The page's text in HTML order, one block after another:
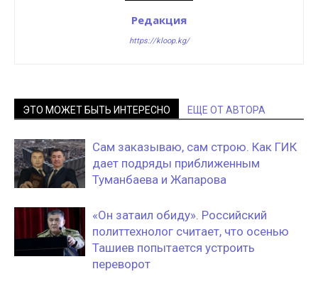
Редакция
https://kloop.kg/
ЭТО МОЖЕТ БЫТЬ ИНТЕРЕСНО ЕЩЕ ОТ АВТОРА
Сам заказываю, сам строю. Как ГИК
дает подряды приближенным
Туманбаева и Жапарова
«Он затаил обиду». Российский
политтехнолог считает, что осенью
Ташиев попытается устроить
переворот